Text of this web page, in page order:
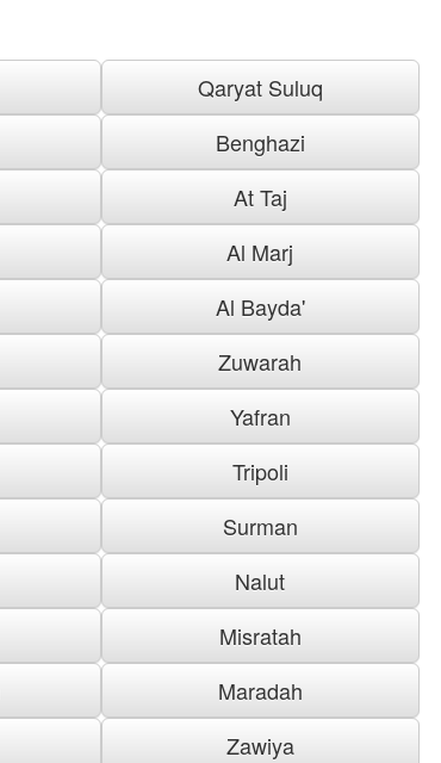
Qaryat Suluq
Benghazi
At Taj
Al Marj
Al Bayda'
Zuwarah
Yafran
Tripoli
Surman
Nalut
Misratah
Maradah
Zawiya